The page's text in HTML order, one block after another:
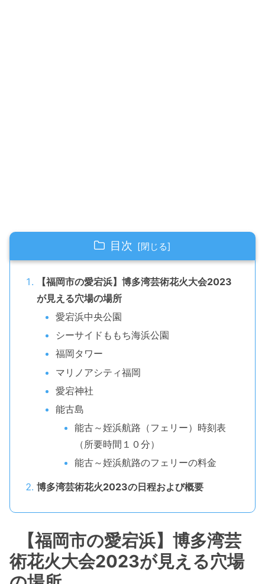
目次
【福岡市の愛宕浜】博多湾芸術花火大会2023
が見える穴場の場所
愛宕浜中央公園
シーサイドももち海浜公園
福岡タワー
マリノアシティ福岡
愛宕神社
能古島
能古～姪浜航路（フェリー）時刻表
（所要時間１０分）
能古～姪浜航路のフェリーの料金
博多湾芸術花火2023の日程および概要
【福岡市の愛宕浜】博多湾芸
術花火大会2023が見える穴場